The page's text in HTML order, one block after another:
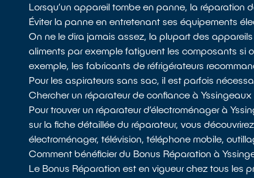
Lorsqu’un appareil tombe en panne, la réparation
Éviter la panne en entretenant ses équipements
On ne le dira jamais assez, la plupart des
aliments par exemple fatiguent les composants si
exemple, les fabricants de réfrigérateurs
Pour les aspirateurs sans sac, il est parfois
Chercher un réparateur de confiance à Yssingeaux
Pour trouver un réparateur d’électroménager à
sur la fiche détaillée du réparateur, vous
électroménager, télévision, téléphone mobile,
Comment bénéficier du Bonus Réparation à
Le Bonus Réparation est en vigueur chez tous les